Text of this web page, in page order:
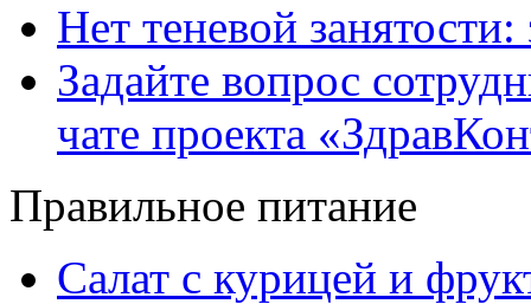
Нет теневой
Задайте вопрос
чате проекта
Правильное питание
Салат с курицей и